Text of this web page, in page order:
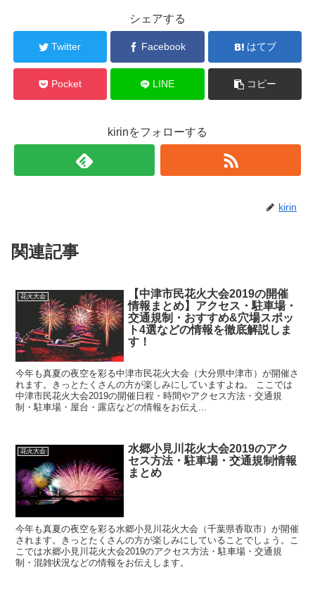
シェアする
Twitter Facebook はてブ
Pocket LINE コピー
kirinをフォローする
kirin
関連記事
花火大会
【中津市民花火大会2019の開催
情報まとめ】アクセス・駐車場・
交通規制・おすすめ&穴場スポッ
ト4選などの情報を徹底解説しま
す！
今年も真夏の夜空を彩る中津市民花火大会（大分県中津市）が開催さ
れます。きっとたくさんの方が楽しみにしていますよね。 ここでは
中津市民花火大会2019の開催日程・時間やアクセス方法・交通規
制・駐車場・屋台・露店などの情報をお伝え...
花火大会
水郷小見川花火大会2019のアク
セス方法・駐車場・交通規制情報
まとめ
今年も真夏の夜空を彩る水郷小見川花火大会（千葉県香取市）が開催
されます。きっとたくさんの方が楽しみにしていることでしょう。こ
こでは水郷小見川花火大会2019のアクセス方法・駐車場・交通規
制・混雑状況などの情報をお伝えします。